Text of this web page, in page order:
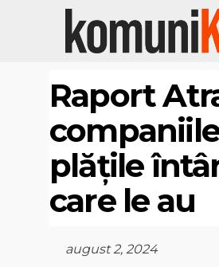
Raport
plățile
care le au
august 2, 2024